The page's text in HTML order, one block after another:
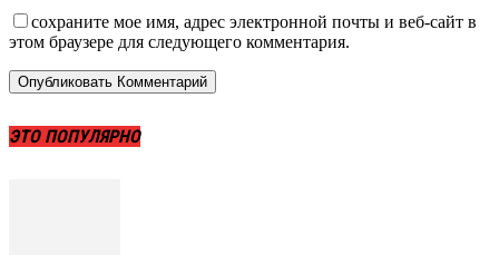
сохраните мое имя, адрес электронной почты и веб-сайт в
этом браузере для следующего комментария.
ЭТО ПОПУЛЯРНО